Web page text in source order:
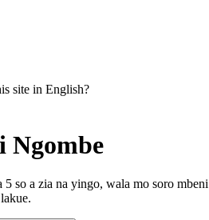
site in English?
Ngombe
5 so a zia na yingo, wala mo soro